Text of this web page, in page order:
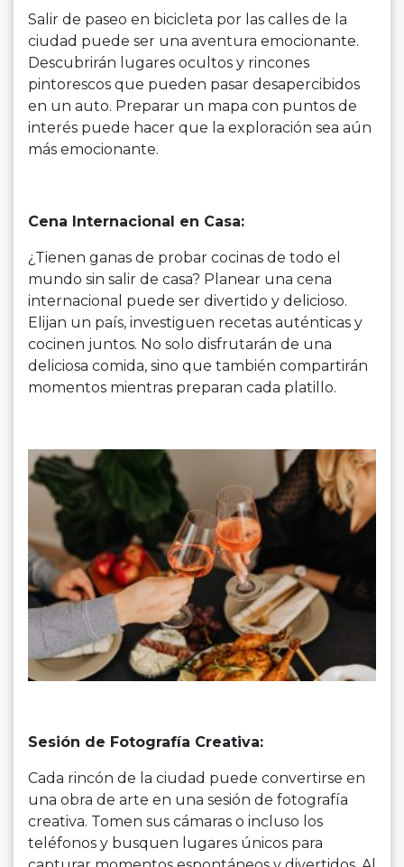
Salir de paseo en bicicleta por las calles de la
ciudad puede ser una aventura emocionante.
Descubrirán lugares ocultos y rincones
pintorescos que pueden pasar desapercibidos
en un auto. Preparar un mapa con puntos de
interés puede hacer que la exploración sea aún
más emocionante.
Cena Internacional en Casa:
¿Tienen ganas de probar cocinas de todo el
mundo sin salir de casa? Planear una cena
internacional puede ser divertido y delicioso.
Elijan un país, investiguen recetas auténticas y
cocinen juntos. No solo disfrutarán de una
deliciosa comida, sino que también compartirán
momentos mientras preparan cada platillo.
Sesión de Fotografía Creativa:
Cada rincón de la ciudad puede convertirse en
una obra de arte en una sesión de fotografía
creativa. Tomen sus cámaras o incluso los
teléfonos y busquen lugares únicos para